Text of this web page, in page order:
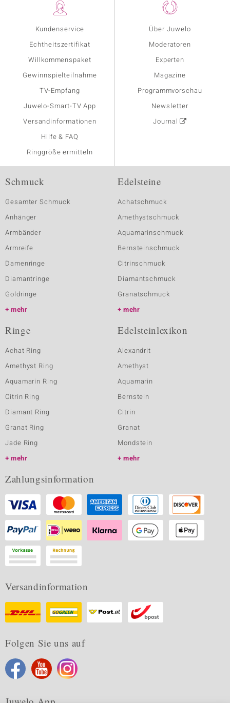
Kundenservice
Echtheitszertifikat
Willkommenspaket
Gewinnspielteilnahme
TV-Empfang
Juwelo-Smart-TV App
Versandinformationen
Hilfe & FAQ
Ringgröße ermitteln
Über Juwelo
Moderatoren
Experten
Magazine
Programmvorschau
Newsletter
Journal
Schmuck
Gesamter Schmuck
Anhänger
Armbänder
Armreife
Damenringe
Diamantringe
Goldringe
mehr
Edelsteine
Achatschmuck
Amethystschmuck
Aquamarinschmuck
Bernsteinschmuck
Citrinschmuck
Diamantschmuck
Granatschmuck
mehr
Ringe
Achat Ring
Amethyst Ring
Aquamarin Ring
Citrin Ring
Diamant Ring
Granat Ring
Jade Ring
mehr
Edelsteinlexikon
Alexandrit
Amethyst
Aquamarin
Bernstein
Citrin
Granat
Mondstein
mehr
Zahlungsinformation
Versandinformation
Folgen Sie uns auf